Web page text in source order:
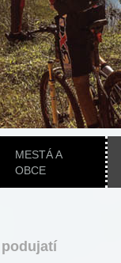
MESTÁ A
OBCE